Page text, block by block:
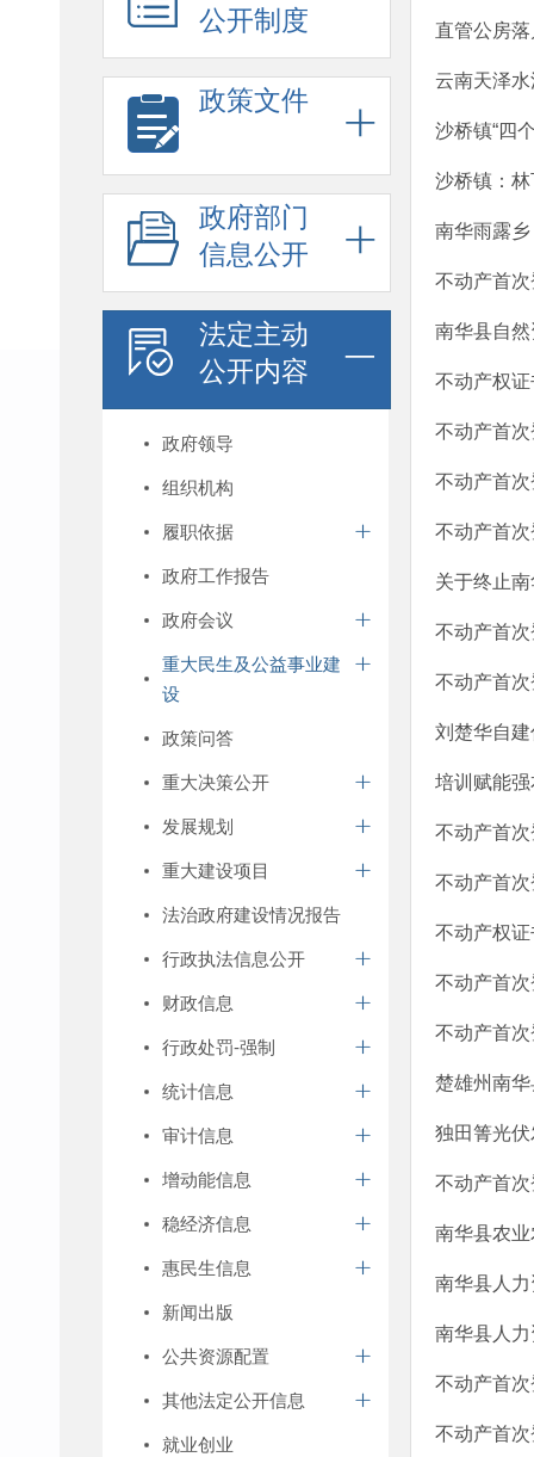
公开制度
政策文件
政府部门
信息公开
法定主动
公开内容
政府领导
组织机构
履职依据
政府工作报告
政府会议
重大民生及公益事业建
设
政策问答
重大决策公开
发展规划
重大建设项目
法治政府建设情况报告
行政执法信息公开
财政信息
行政处罚-强制
统计信息
审计信息
增动能信息
稳经济信息
惠民生信息
新闻出版
公共资源配置
其他法定公开信息
就业创业
直管公房落
云南天泽
沙桥镇“四
沙桥镇：
南华雨露乡
不动产首
南华县自
不动产权
不动产首
不动产首
不动产首
关于终止
不动产首
不动产首
刘楚华自
培训赋能
不动产首
不动产首
不动产权
不动产首
不动产首
楚雄州南
独田箐光
不动产首
南华县农
南华县人
南华县人
不动产首
不动产首